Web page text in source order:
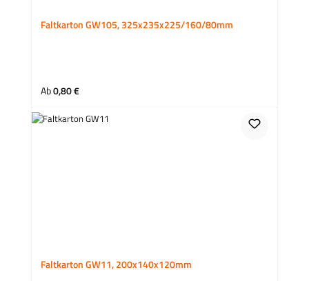
Faltkarton GW105, 325x235x225/160/80mm
Regulärer Preis:
Ab0,80 €
Faltkarton GW11, 200x140x120mm